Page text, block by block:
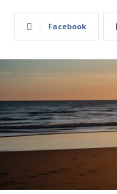
Facebook